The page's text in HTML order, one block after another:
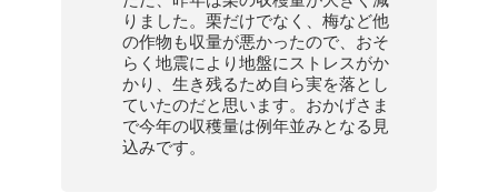
りました。栗だけでなく、梅など他
の作物も収量が悪かったので、おそ
らく地震により地盤にストレスがか
かり、生き残るため自ら実を落とし
ていたのだと思います。おかげさま
で今年の収穫量は例年並みとなる見
込みです。